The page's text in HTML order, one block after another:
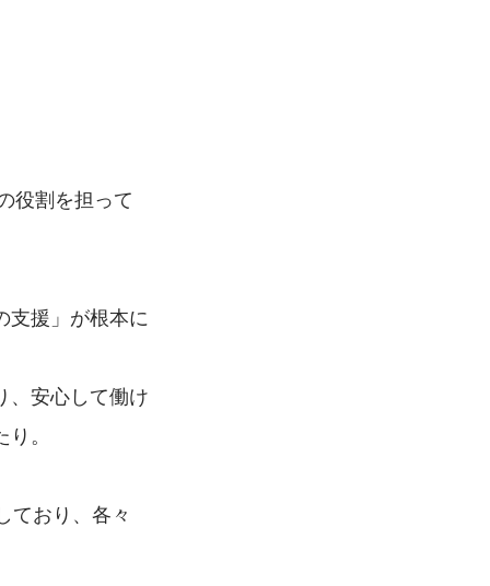
役割を担って
支援」が根本に
、安心して働け
。
ており、各々